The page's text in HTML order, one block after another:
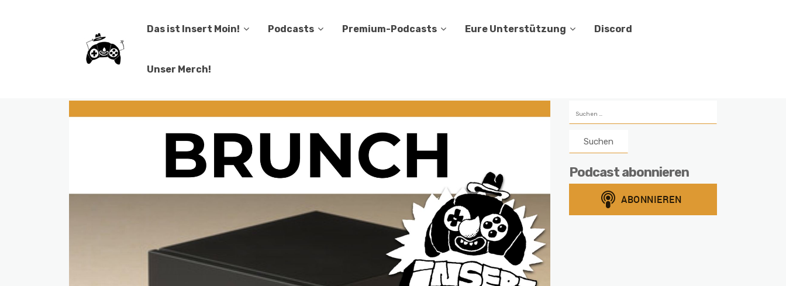
Das ist Insert Moin! Podcasts Premium-Podcasts Eure Unterstützung Discord
Unser Merch!
nach:
Podcast abonnieren